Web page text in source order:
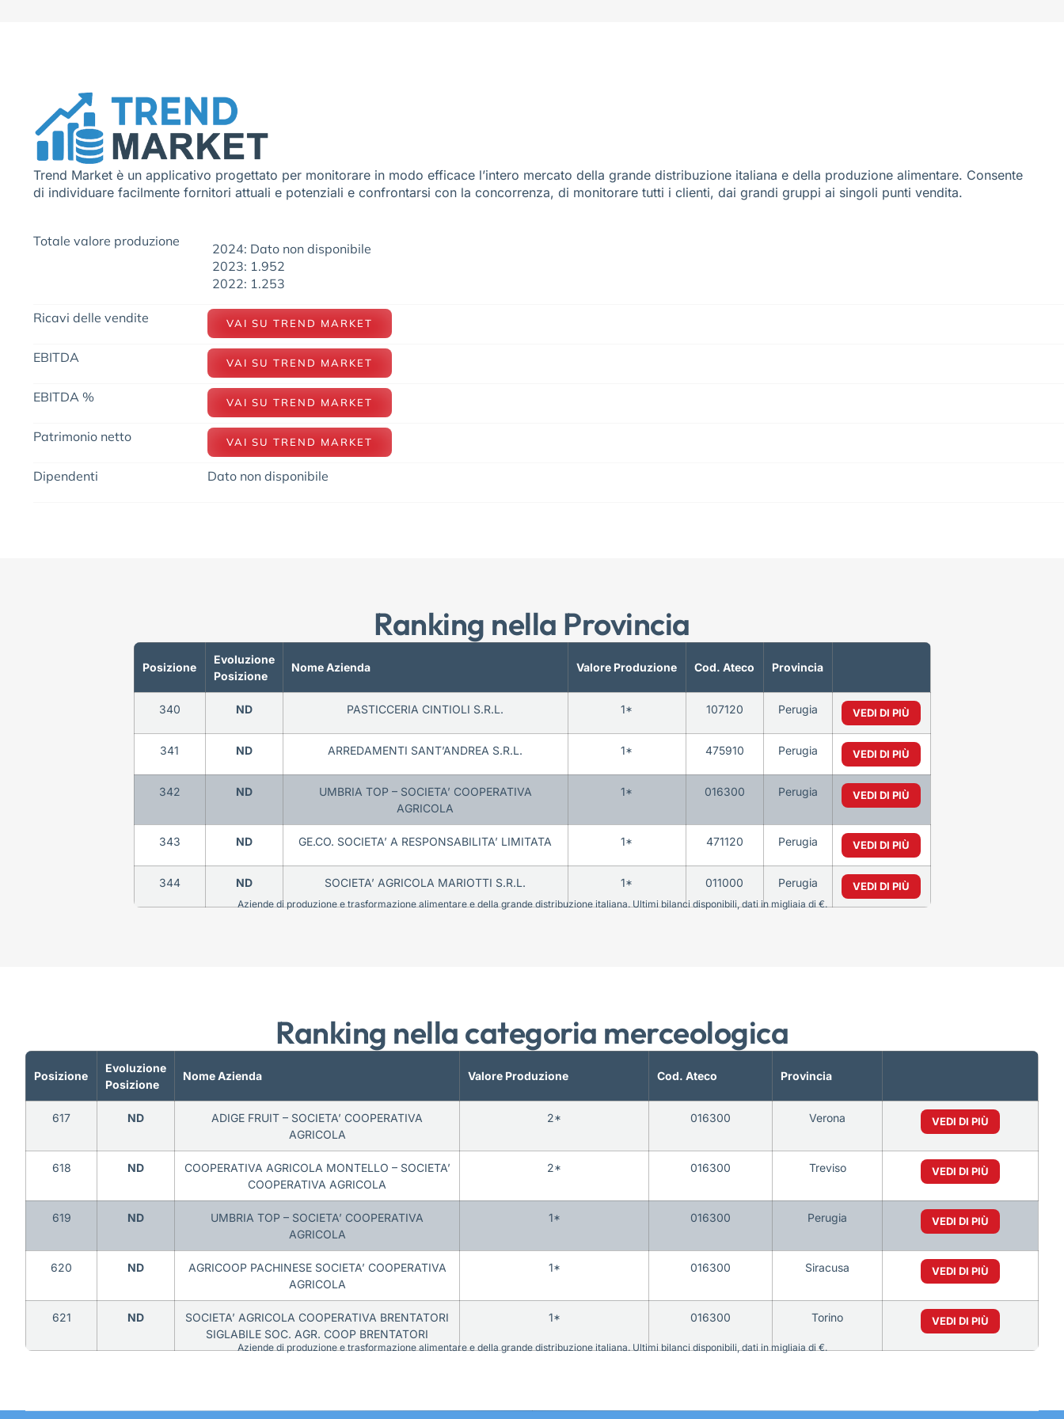
Trend Market è un applicativo progettato per monitorare in modo efficace l’intero mercato della grande distribuzione italiana e della produzione alimentare. Consente
di individuare facilmente fornitori attuali e potenziali e confrontarsi con la concorrenza, di monitorare tutti i clienti, dai grandi gruppi ai singoli punti vendita.
Totale valore produzione
2024: Dato non disponibile
2023: 1.952
2022: 1.253
Ricavi delle vendite VAI SU TREND MARKET
EBITDA VAI SU TREND MARKET
EBITDA % VAI SU TREND MARKET
Patrimonio netto VAI SU TREND MARKET
Dipendenti Dato non disponibile
Ranking nella Provincia
Posizione
Evoluzione
Posizione
Nome Azienda Valore Produzione Cod. Ateco Provincia
340 ND PASTICCERIA CINTIOLI S.R.L. 1* 107120 Perugia VEDI DI PIÙ
341 ND ARREDAMENTI SANT’ANDREA S.R.L. 1* 475910 Perugia VEDI DI PIÙ
342 ND
UMBRIA TOP – SOCIETA’ COOPERATIVA
AGRICOLA
1* 016300 Perugia VEDI DI PIÙ
343 ND GE.CO. SOCIETA’ A RESPONSABILITA’ LIMITATA 1* 471120 Perugia VEDI DI PIÙ
344 ND SOCIETA’ AGRICOLA MARIOTTI S.R.L. 1* 011000 Perugia VEDI DI PIÙ
Aziende di produzione e trasformazione alimentare e della grande distribuzione italiana. Ultimi bilanci disponibili, dati in migliaia di €.
Ranking nella categoria merceologica
Posizione
Evoluzione
Posizione
Nome Azienda Valore Produzione Cod. Ateco Provincia
617 ND
ADIGE FRUIT – SOCIETA’ COOPERATIVA
AGRICOLA
2* 016300 Verona VEDI DI PIÙ
618 ND
COOPERATIVA AGRICOLA MONTELLO – SOCIETA’
COOPERATIVA AGRICOLA
2* 016300 Treviso VEDI DI PIÙ
619 ND
UMBRIA TOP – SOCIETA’ COOPERATIVA
AGRICOLA
1* 016300 Perugia VEDI DI PIÙ
620 ND
AGRICOOP PACHINESE SOCIETA’ COOPERATIVA
AGRICOLA
1* 016300 Siracusa VEDI DI PIÙ
621 ND
SOCIETA’ AGRICOLA COOPERATIVA BRENTATORI
SIGLABILE SOC. AGR. COOP BRENTATORI
1* 016300 Torino VEDI DI PIÙ
Aziende di produzione e trasformazione alimentare e della grande distribuzione italiana. Ultimi bilanci disponibili, dati in migliaia di €.